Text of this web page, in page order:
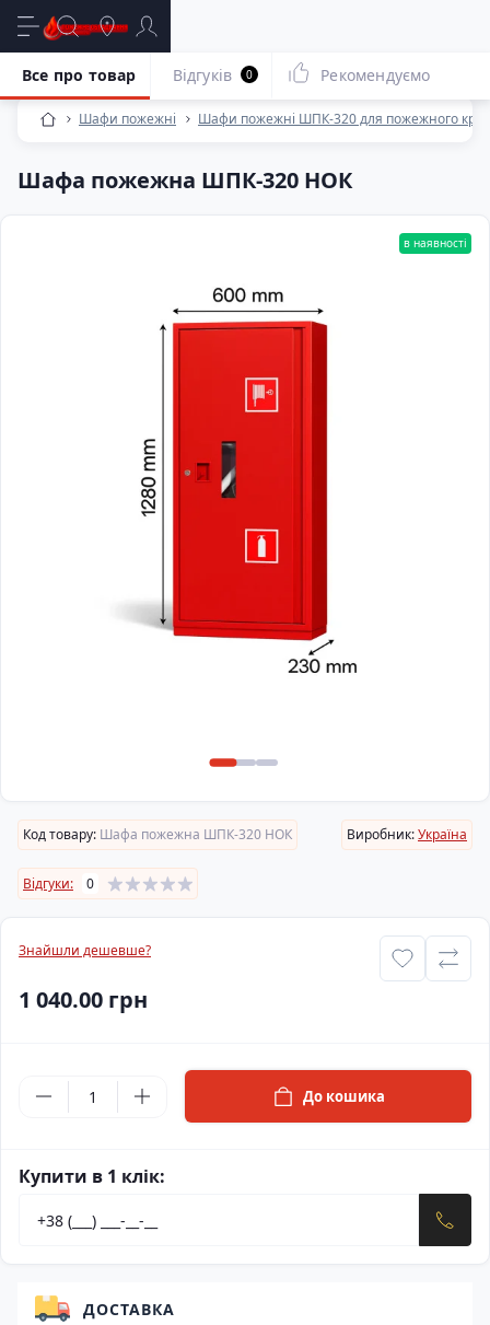
Шафи пожежні Шафи пожежні ШПК-320 для пожежного
Шафа пожежна ШПК-320 НОК
Все про товар Відгуків 0 Рекомендуємо
в наявності
Код товару: Шафа пожежна ШПК-320 НОК Виробник:Україна
Відгуки: 0
Знайшли дешевше?
1 040.00 грн
До кошика
Купити в 1 клік:
ДОСТАВКА